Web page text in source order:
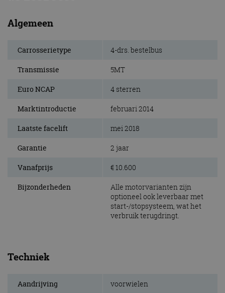
Algemeen
Carrosserietype 4-drs. bestelbus
Transmissie 5MT
Euro NCAP 4 sterren
Marktintroductie februari 2014
Laatste facelift mei 2018
Garantie 2 jaar
Vanafprijs € 10.600
Bijzonderheden
Alle motorvarianten zijn
optioneel ook leverbaar met
start-/stopsysteem, wat het
verbruik terugdringt.
Techniek
Aandrijving voorwielen